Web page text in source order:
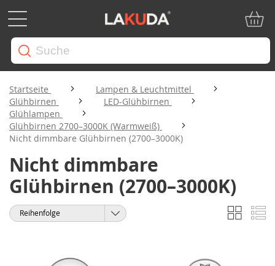
Startseite
Lampen & Leuchtmittel
Glühbirnen
LED-Glühbirnen
Glühlampen
Glühbirnen 2700–3000K (Warmweiß)
Nicht dimmbare Glühbirnen (2700–3000K)
Nicht dimmbare
Glühbirnen (2700–3000K)
Anzeigen
als
Liste
Sortieren